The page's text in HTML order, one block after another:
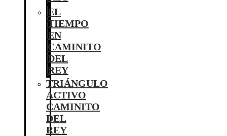
EL
TIEMPO
EN
CAMINITO
DEL
REY
TRIÁNGULO
ACTIVO
CAMINITO
DEL
REY